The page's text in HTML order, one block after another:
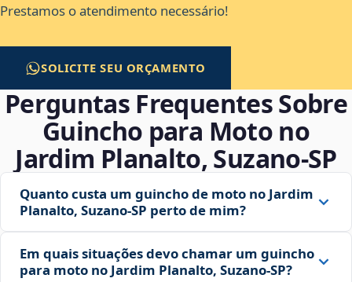
Prestamos o atendimento necessário!
SOLICITE SEU ORÇAMENTO
Perguntas Frequentes Sobre
Guincho para Moto no
Jardim Planalto, Suzano‑SP
Quanto custa um guincho de moto no Jardim
Planalto, Suzano‑SP perto de mim?
Em quais situações devo chamar um guincho
para moto no Jardim Planalto, Suzano‑SP?